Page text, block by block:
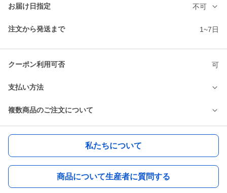
お届け日指定 不可
注文から発送まで 1~7日
クーポン利用可否 可
支払い方法
複数商品のご注文について
私たちについて
商品について生産者に質問する